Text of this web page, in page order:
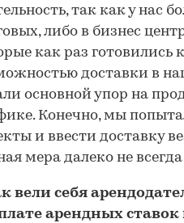
так как у нас
либо в бизнес
как раз готовились
доставки в
основной упор на
Конечно, мы
и ввести доставку
мера далеко не
вели себя
арендных